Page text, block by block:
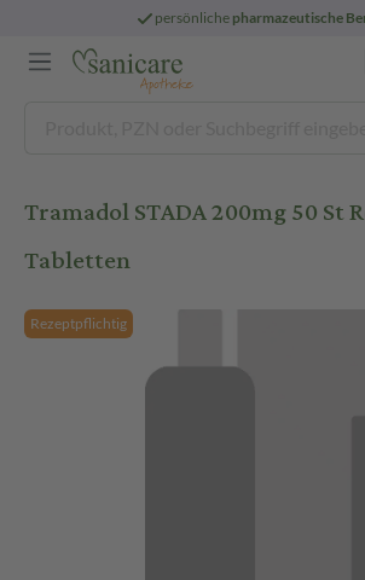
persönliche pharmazeutische
Tramadol STADA 200mg 50 St
Tabletten
Rezeptpflichtig